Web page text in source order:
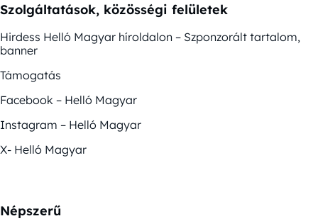
Szolgáltatások, közösségi felületek
Hirdess Helló Magyar híroldalon – Szponzorált tartalom,
banner
Támogatás
Facebook – Helló Magyar
Instagram – Helló Magyar
X- Helló Magyar
Népszerű